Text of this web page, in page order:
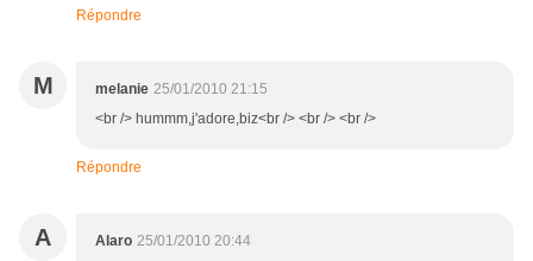
Répondre
M melanie 25/01/2010 21:15
<br /> hummm,j'adore,biz<br /> <br /> <br />
Répondre
A Alaro 25/01/2010 20:44